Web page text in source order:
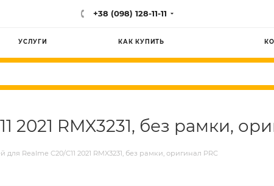
+38 (098) 128-11-11
УСЛУГИ КАК КУПИТЬ
2021 RMX3231, без рамки,
для Realme C20/C11 2021 RMX3231, без рамки, оригинал PRC